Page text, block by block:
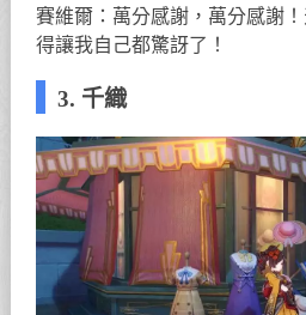
賽維爾：萬分感謝，萬分感謝
得讓我自己都驚訝了！
3. 千織